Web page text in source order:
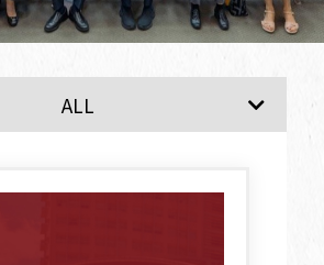
ALL
最新消息